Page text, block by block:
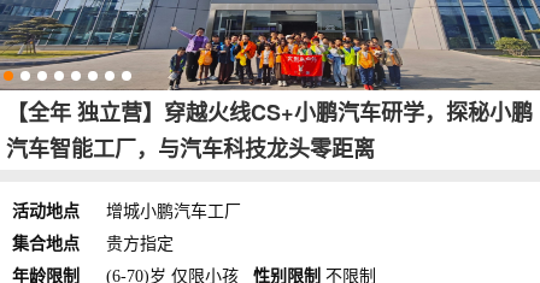
【全年 独立营】穿越火线CS+小鹏汽车研学，探秘小鹏
汽车智能工厂，与汽车科技龙头零距离
活动地点
增城小鹏汽车工厂
集合地点
贵方指定
年龄限制
(6-70)岁 仅限小孩 性别限制 不限制